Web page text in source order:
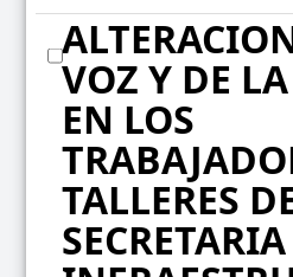
VOZ Y DE
EN LOS
TALLERES